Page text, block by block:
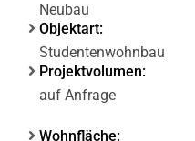
Neubau
Objektart:
Studentenwohnbau
Projektvolumen:
auf Anfrage
Wohnfläche: